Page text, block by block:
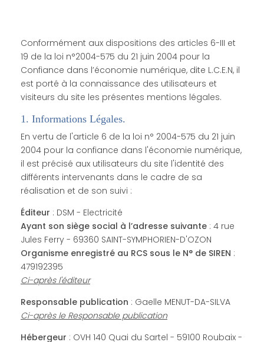
Conformément aux dispositions des articles 6-III et
19 de la loi n°2004-575 du 21 juin 2004 pour la
Confiance dans l’économie numérique, dite L.C.E.N, il
est porté à la connaissance des utilisateurs et
visiteurs du site les présentes mentions légales.
1. Informations Légales.
En vertu de l'article 6 de la loi n° 2004-575 du 21 juin
2004 pour la confiance dans l'économie numérique,
il est précisé aux utilisateurs du site l'identité des
différents intervenants dans le cadre de sa
réalisation et de son suivi :
Éditeur : DSM - Electricité
Ayant son siège social à l’adresse suivante : 4 rue
Jules Ferry - 69360 SAINT-SYMPHORIEN-D'OZON
Organisme enregistré au RCS sous le N° de SIREN :
479192395
Ci-après l'éditeur
Responsable publication : Gaelle MENUT-DA-SILVA
Ci-après le Responsable publication
Hébergeur : OVH 140 Quai du Sartel - 59100 Roubaix -